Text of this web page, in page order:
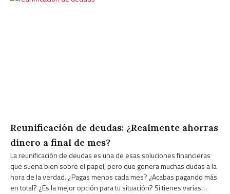
Reunificación de deudas: ¿Realmente ahorras
dinero a final de mes?
La reunificación de deudas es una de esas soluciones financieras
que suena bien sobre el papel, pero que genera muchas dudas a la
hora de la verdad. ¿Pagas menos cada mes? ¿Acabas pagando más
en total? ¿Es la mejor opción para tu situación? Si tienes varias